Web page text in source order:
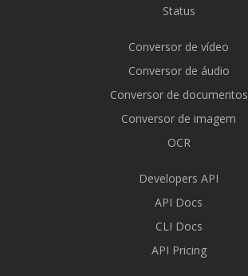
Status
Conversor de vídeo
Conversor de áudio
Conversor de documentos
Conversor de imagem
OCR
Developers API
API Docs
CLI Docs
API Pricing